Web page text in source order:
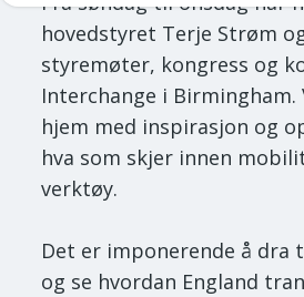
hovedstyret Terje Strøm
styremøter, kongress og
Interchange i Birmingham.
hjem med inspirasjon og
hva som skjer innen
verktøy.
Det er imponerende å dra
og se hvordan England